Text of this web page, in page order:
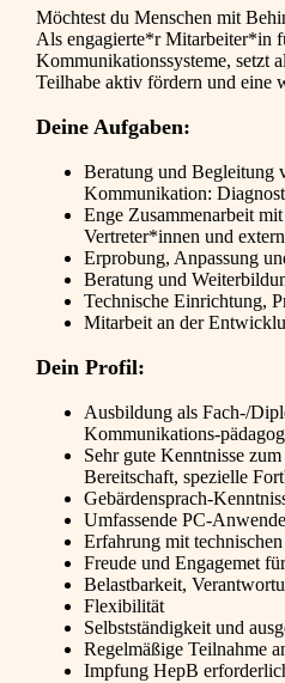
Möchtest du Menschen mit
Als engagierte*r Mitarbeiter*in
Kommunikationssysteme, setzt
Teilhabe aktiv fördern und eine
Deine Aufgaben:
Beratung und Begleitung
Kommunikation:
Enge Zusammenarbeit
Vertreter*innen und
Erprobung, Anpassung
Beratung und
Technische Einrichtung,
Mitarbeit an der
Dein Profil:
Ausbildung als Fach-/
Kommunikations-
Sehr gute Kenntnisse
Bereitschaft, spezielle
Gebärdensprach-
Umfassende PC-
Erfahrung mit
Freude und Engagemet
Belastbarkeit,
Flexibilität
Selbstständigkeit und
Regelmäßige Teilnahme
Impfung HepB